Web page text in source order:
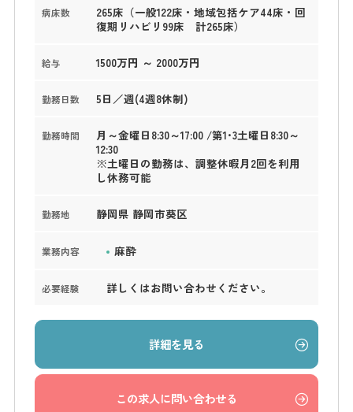
病床数
265床（一般122床・地域包括ケア44床・回
復期リハビリ99床 計265床）
給与 1500万円 ～ 2000万円
勤務日数 5日／週(4週8休制)
勤務時間
月～金曜日8:30～17:00 /第1･3土曜日8:30～
12:30
※土曜日の勤務は、調整休暇月2回を利用
し休務可能
勤務地 静岡県 静岡市葵区
業務内容 麻酔
必要経験 詳しくはお問い合わせください。
詳細を見る
この求人に問い合わせる